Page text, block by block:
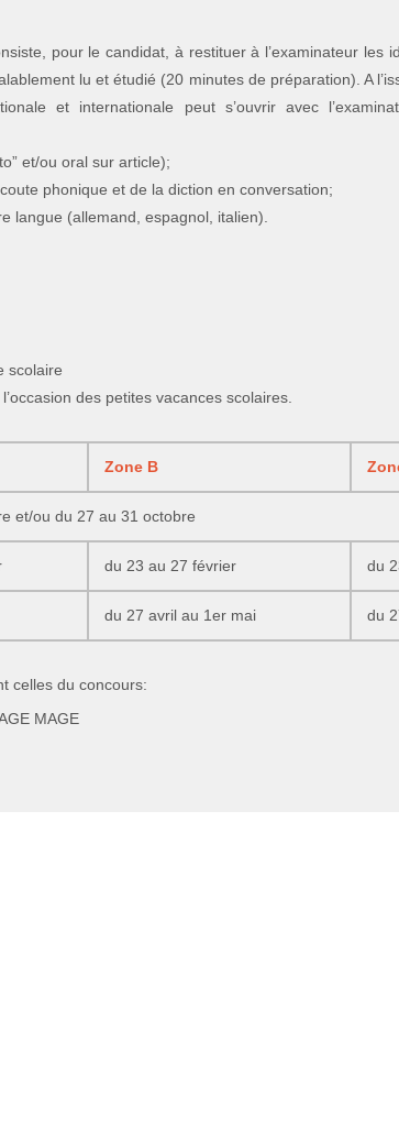
pour le candidat, à restituer à l’examinateur les
lu et étudié (20 minutes de préparation). A
et internationale peut s’ouvrir avec
et/ou oral sur article);
phonique et de la diction en conversation;
langue (allemand, espagnol, italien).
scolaire
des petites vacances scolaires.
Zone B
et/ou du 27 au 31 octobre
du 23 au 27 février du
du 27 avril au 1er mai du
celles du concours:
MAGE